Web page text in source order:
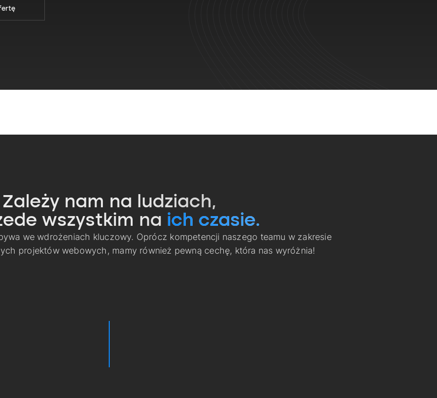
Zależy nam na ludziach,
wszystkim na ich czasie.
we wdrożeniach kluczowy. Oprócz kompetencji naszego teamu w zakresie
projektów webowych, mamy również pewną cechę, która nas wyróżnia!